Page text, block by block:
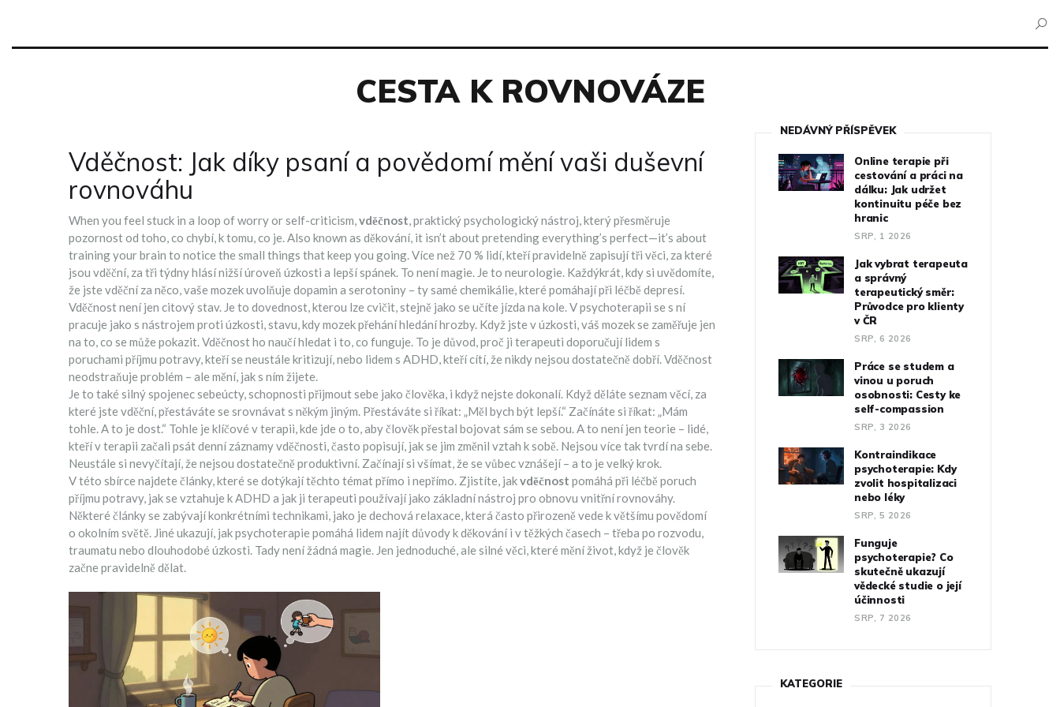
CESTA K ROVNOVÁZE
Vděčnost: Jak díky psaní a povědomí mění vaši duševní
rovnováhu
When you feel stuck in a loop of worry or self-criticism,vděčnost,praktický psychologický nástroj, který přesměruje
pozornost od toho, co chybí, k tomu, co je. Also known as děkování, it isn’t about pretending everything’s perfect—it’s about
training your brain to notice the small things that keep you going.Více než 70 % lidí, kteří pravidelně zapisují tři věci, za které
jsou vděční, za tři týdny hlásí nižší úroveň úzkosti a lepší spánek. To není magie. Je to neurologie. Každýkrát, kdy si uvědomíte,
že jste vděční za něco, vaše mozek uvolňuje dopamin a serotoniny – ty samé chemikálie, které pomáhají při léčbě depresí.
Vděčnost není jen citový stav. Je to dovednost, kterou lze cvičit, stejně jako se učíte jízda na kole. V psychoterapii se s ní
pracuje jako s nástrojem proti úzkosti,stavu, kdy mozek přehání hledání hrozby. Když jste v úzkosti, váš mozek se zaměřuje jen
na to, co se může pokazit. Vděčnost ho naučí hledat i to, co funguje. To je důvod, proč ji terapeuti doporučují lidem s
poruchami příjmu potravy, kteří se neustále kritizují, nebo lidem s ADHD, kteří cítí, že nikdy nejsou dostatečně dobří. Vděčnost
neodstraňuje problém – ale mění, jak s ním žijete.
Je to také silný spojenecsebeúcty,schopnosti přijmout sebe jako člověka, i když nejste dokonalí. Když děláte seznam věcí, za
které jste vděční, přestáváte se srovnávat s někým jiným. Přestáváte si říkat: „Měl bych být lepší.“ Začínáte si říkat: „Mám
tohle. A to je dost.“ Tohle je klíčové v terapii, kde jde o to, aby člověk přestal bojovat sám se sebou. A to není jen teorie – lidé,
kteří v terapii začali psát denní záznamy vděčnosti, často popisují, jak se jim změnil vztah k sobě. Nejsou více tak tvrdí na sebe.
Neustále si nevyčítají, že nejsou dostatečně produktivní. Začínají si všímat, že se vůbec vznášejí – a to je velký krok.
V této sbírce najdete články, které se dotýkají těchto témat přímo i nepřímo. Zjistíte, jakvděčnost pomáhá při léčbě poruch
příjmu potravy, jak se vztahuje k ADHD a jak ji terapeuti používají jako základní nástroj pro obnovu vnitřní rovnováhy.
Některé články se zabývají konkrétními technikami, jako je dechová relaxace, která často přirozeně vede k většímu povědomí
o okolním světě. Jiné ukazují, jak psychoterapie pomáhá lidem najít důvody k děkování i v těžkých časech – třeba po rozvodu,
traumatu nebo dlouhodobé úzkosti. Tady není žádná magie. Jen jednoduché, ale silné věci, které mění život, když je člověk
začne pravidelně dělat.
NEDÁVNÝ PŘÍSPĚVEK
Online terapie při
cestování a práci na
dálku: Jak udržet
kontinuitu péče bez
hranic
SRP, 1 2026
Jak vybrat terapeuta
a správný
terapeutický směr:
Průvodce pro klienty
v ČR
SRP, 6 2026
Práce se studem a
vinou u poruch
osobnosti: Cesty ke
self-compassion
SRP, 3 2026
Kontraindikace
psychoterapie: Kdy
zvolit hospitalizaci
nebo léky
SRP, 5 2026
Funguje
psychoterapie? Co
skutečně ukazují
vědecké studie o její
účinnosti
SRP, 7 2026
KATEGORIE